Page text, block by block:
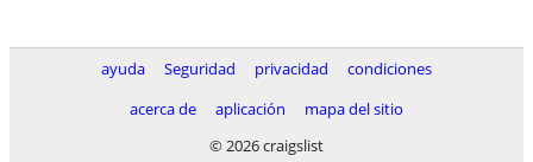
ayuda Seguridad privacidad
condiciones
acerca de
aplicación
mapa del sitio
© 2026 craigslist